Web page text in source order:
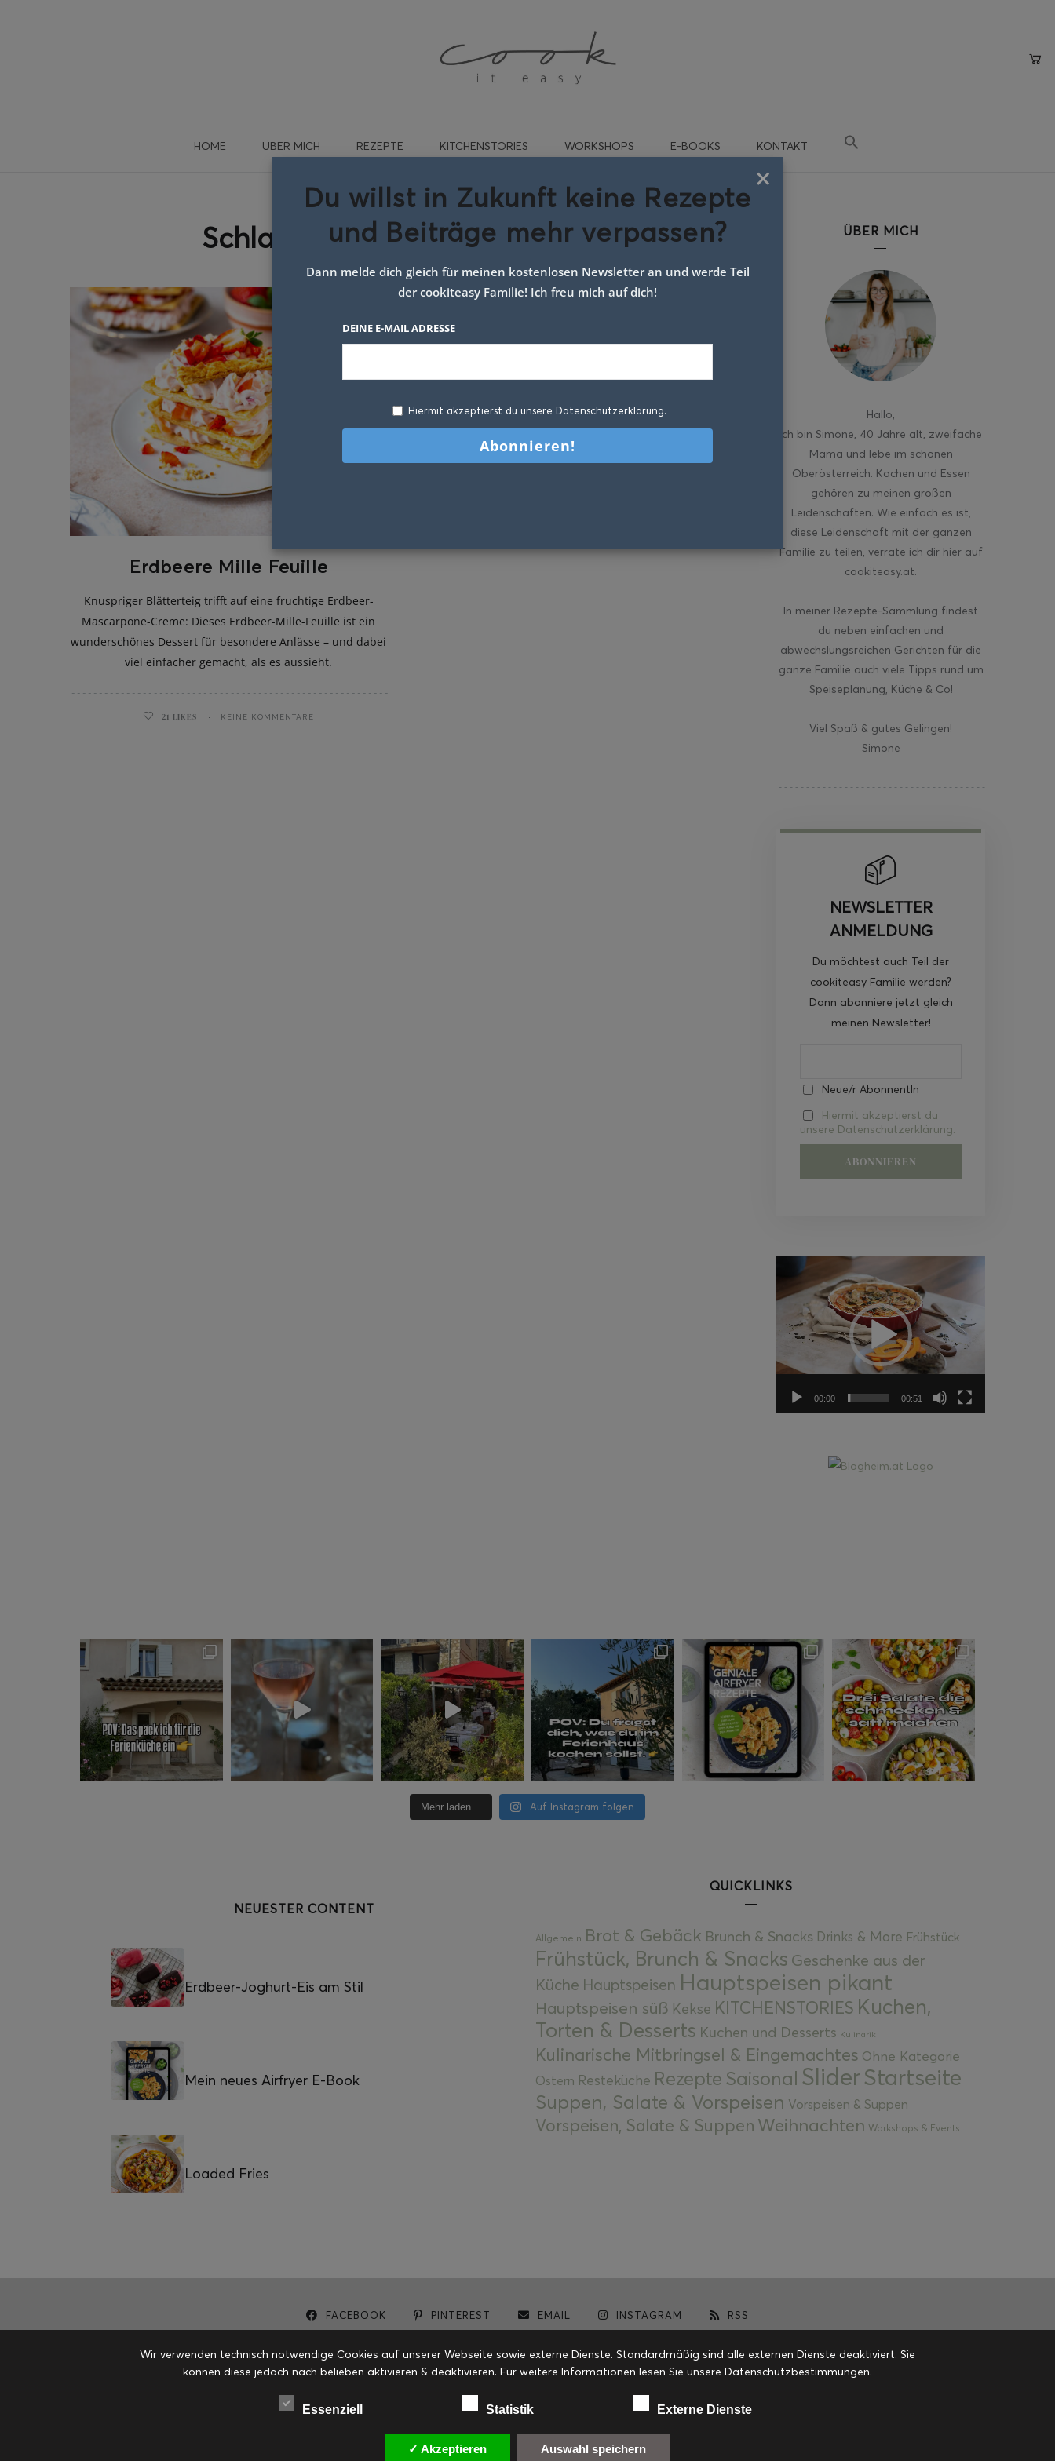
HOME ÜBER MICH REZEPTE KITCHENSTORIES WORKSHOPS E-BOOKS KONTAKT
Schlagwort:dessert mit creme
Erdbeere Mille Feuille
Knuspriger Blätterteig trifft auf eine fruchtige Erdbeer-
Mascarpone-Creme: Dieses Erdbeer-Mille-Feuille ist ein
wunderschönes Dessert für besondere Anlässe – und dabei
viel einfacher gemacht, als es aussieht.
21 LIKES KEINE KOMMENTARE
ÜBER MICH
Hallo
ich bin Simone, 40 Jahre alt, zweifache
Mama und lebe im schönen
Oberösterreich. Kochen und Essen
gehören zu meinen großen
Leidenschaften. Wie einfach es ist,
diese Leidenschaft mit der ganzen
Familie zu teilen, verrate ich dir hier auf
cookiteasy.at.
In meiner Rezepte-Sammlung findest
du neben einfachen und
abwechslungsreichen Gerichten für die
ganze Familie auch viele Tipps rund um
Speiseplanung, Küche & Co!
Viel Spaß & gutes Gelingen!
Simone
NEWSLETTER
ANMELDUNG
Du möchtest auch Teil der
cookiteasy Familie werden?
Dann abonniere jetzt gleich
meinen Newsletter!
Neue/r AbonnentIn
Hiermit akzeptierst du
unsere Datenschutzerklärung.
Video-
Player
00:00 00:51
Mehr laden… Auf Instagram folgen
NEUESTER CONTENT
Erdbeer-Joghurt-Eis am Stil
Mein neues Airfryer E-Book
Loaded Fries
QUICKLINKS
Allgemein Brot & Gebäck Brunch & Snacks Drinks & More Frühstück
Frühstück, Brunch & Snacks Geschenke aus der
Küche Hauptspeisen Hauptspeisen pikant
Hauptspeisen süß Kekse KITCHENSTORIES Kuchen,
Torten & Desserts Kuchen und Desserts Kulinarik
Kulinarische Mitbringsel & Eingemachtes Ohne Kategorie
Ostern Resteküche Rezepte Saisonal SliderStartseite
Suppen, Salate & Vorspeisen Vorspeisen & Suppen
Vorspeisen, Salate & Suppen Weihnachten Workshops & Events
FACEBOOK PINTEREST EMAIL INSTAGRAM RSS
×
Du willst in Zukunft keine Rezepte
und Beiträge mehr verpassen?
Dann melde dich gleich für meinen kostenlosen Newsletter an und werde Teil
der cookiteasy Familie! Ich freu mich auf dich!
DEINE E-MAIL ADRESSE
Hiermit akzeptierst du unsere Datenschutzerklärung.
Wir verwenden technisch notwendige Cookies auf unserer Webseite sowie externe Dienste. Standardmäßig sind alle externen Dienste deaktiviert. Sie
können diese jedoch nach belieben aktivieren & deaktivieren. Für weitere Informationen lesen Sie unsere Datenschutzbestimmungen.
Essenziell Statistik Externe Dienste
✓ Akzeptieren Auswahl speichern